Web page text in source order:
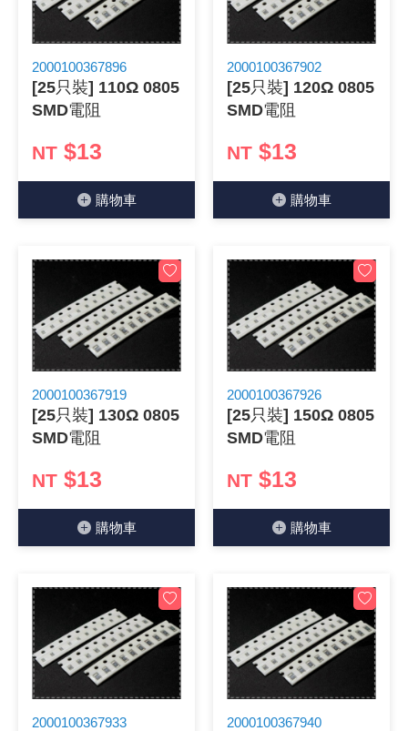
2000100367896
[25只裝] 110Ω 0805
SMD電阻
NT $13
購物⾞
2000100367902
[25只裝] 120Ω 0805
SMD電阻
NT $13
購物⾞
2000100367919
[25只裝] 130Ω 0805
SMD電阻
NT $13
購物⾞
2000100367926
[25只裝] 150Ω 0805
SMD電阻
NT $13
購物⾞
2000100367933 2000100367940